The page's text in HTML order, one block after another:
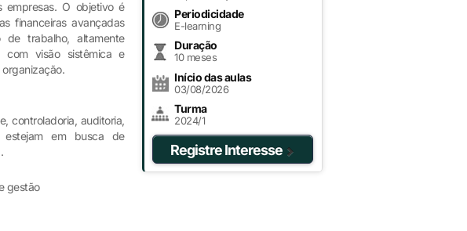
empresas. O objetivo é
financeiras avançadas
trabalho, altamente
com visão sistêmica e
controladoria, auditoria,
estejam em busca de
gestão
Periodicidade
E-learning
Duração
10 meses
Início das aulas
03/08/2026
Turma
2024/1
Registre Interesse